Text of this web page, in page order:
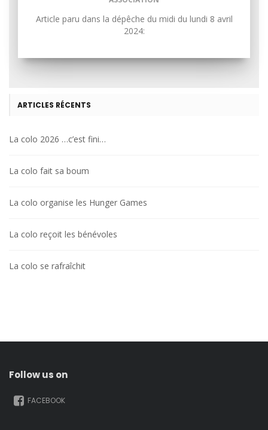
Article paru dans la dépêche du midi du lundi 8 avril
2024:
ARTICLES RÉCENTS
La colo 2026 …c’est fini…
La colo fait sa boum
La colo organise les Hunger Games
La colo reçoit les bénévoles
La colo se rafraîchit
Follow us on
FACEBOOK